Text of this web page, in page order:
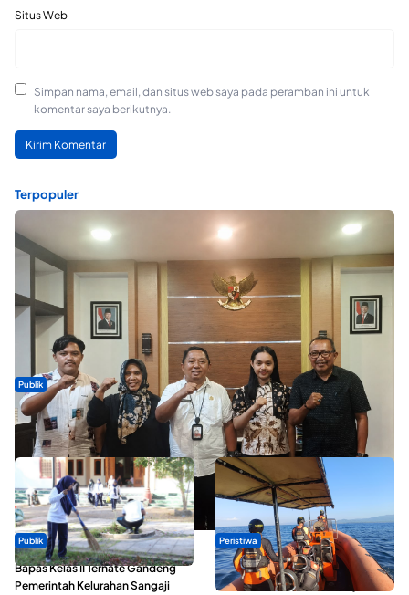
Situs Web
Simpan nama, email, dan situs web saya pada peramban ini untuk
komentar saya berikutnya.
Terpopuler
Publik
Dua Talenta Muda Ternate Wakili Maluku Utara di Gita Bahana
Nusantara 2026
Publik
Bapas Kelas II Ternate Gandeng
Pemerintah Kelurahan Sangaji
Peristiwa
Dua Longboat Bertabrakan di
Perairan Taliabu, Satu Nelayan